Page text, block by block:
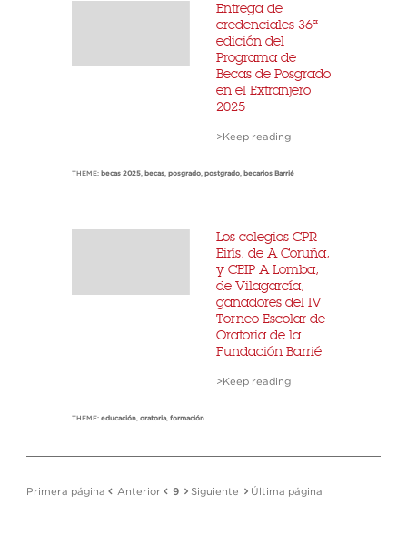
Entrega de
credenciales 36ª
edición del
Programa de
Becas de Posgrado
en el Extranjero
2025
>Keep reading
THEME: becas 2025, becas,posgrado,postgrado, becarios Barrié
Los colegios CPR
Eirís, de A Coruña,
y CEIP A Lomba,
de Vilagarcía,
ganadores del IV
Torneo Escolar de
Oratoria de la
Fundación Barrié
>Keep reading
THEME:educación,oratoria,formación
Primera página Anterior 9 Siguiente Última página